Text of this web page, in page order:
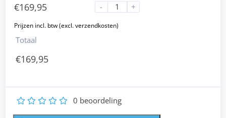
€169,95
-
+
Totaal
€169,95
5
4
3
2 0 beoordeling